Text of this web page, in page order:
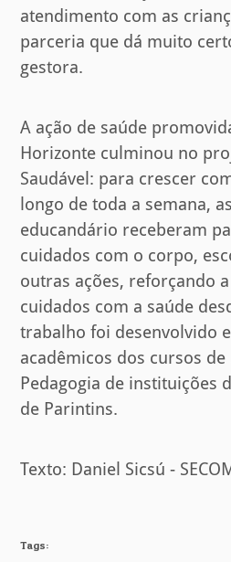
atendimento com as
parceria que dá muito
gestora.
A ação de saúde
Horizonte culminou no
Saudável: para crescer
longo de toda a semana,
educandário receberam
cuidados com o corpo,
outras ações, reforçando
cuidados com a saúde
trabalho foi desenvolvido
acadêmicos dos cursos
Pedagogia de instituições
de Parintins.
Texto: Daniel Sicsú -
Tags: